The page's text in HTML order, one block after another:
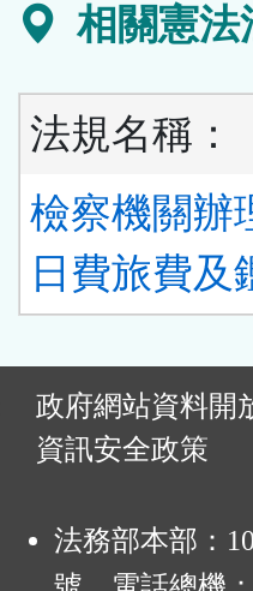
相關憲法
法規名稱：
檢察機關辦
日費旅費及
政府網站資料開
資訊安全政策
法務部本部：